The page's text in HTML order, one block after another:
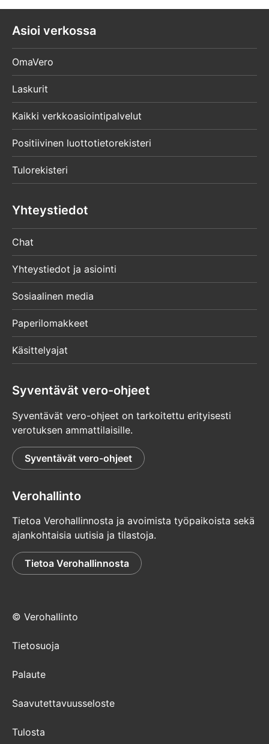
Asioi verkossa
OmaVero
Laskurit
Kaikki verkkoasiointipalvelut
Positiivinen luottotietorekisteri
Tulorekisteri
Yhteystiedot
Chat
Yhteystiedot ja asiointi
Sosiaalinen media
Paperilomakkeet
Käsittelyajat
Syventävät vero-ohjeet
Syventävät vero-ohjeet on tarkoitettu erityisesti
verotuksen ammattilaisille.
Syventävät vero-ohjeet
Verohallinto
Tietoa Verohallinnosta ja avoimista työpaikoista sekä
ajankohtaisia uutisia ja tilastoja.
Tietoa Verohallinnosta
© Verohallinto
Tietosuoja
Palaute
Saavutettavuusseloste
Tulosta